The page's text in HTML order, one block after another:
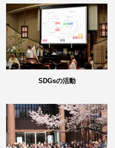
SDGsの活動